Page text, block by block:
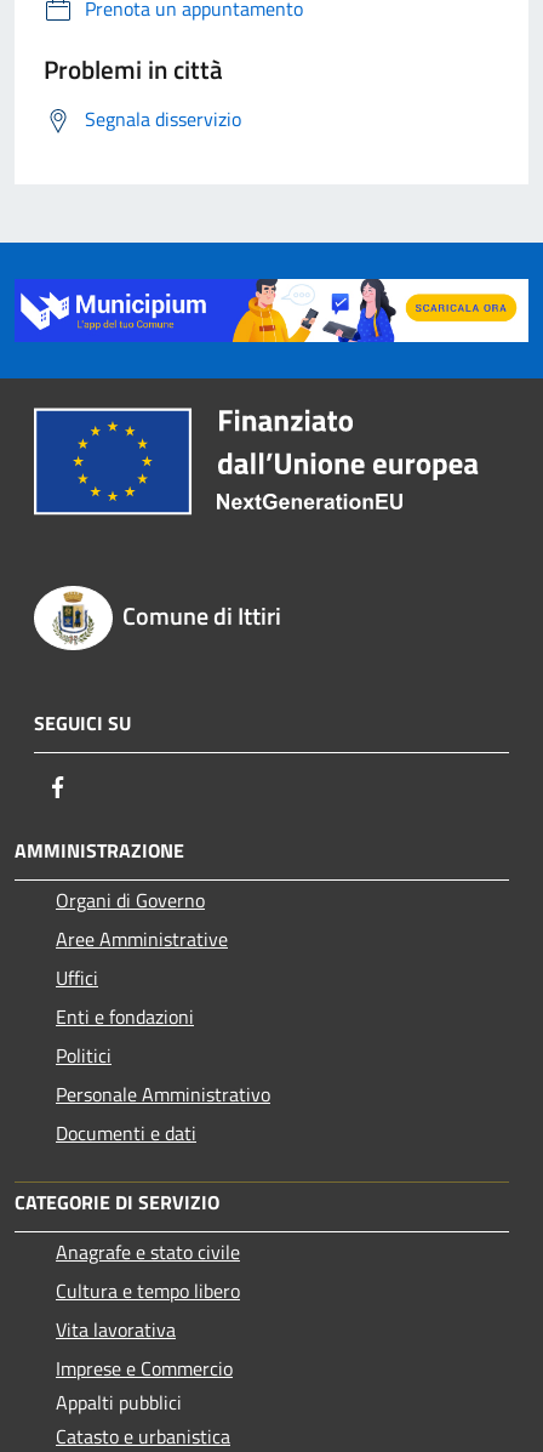
Prenota un appuntamento
Problemi in città
Segnala disservizio
Comune di Ittiri
SEGUICI SU
AMMINISTRAZIONE
Organi di Governo
Aree Amministrative
Uffici
Enti e fondazioni
Politici
Personale Amministrativo
Documenti e dati
CATEGORIE DI SERVIZIO
Anagrafe e stato civile
Cultura e tempo libero
Vita lavorativa
Imprese e Commercio
Appalti pubblici
Catasto e urbanistica